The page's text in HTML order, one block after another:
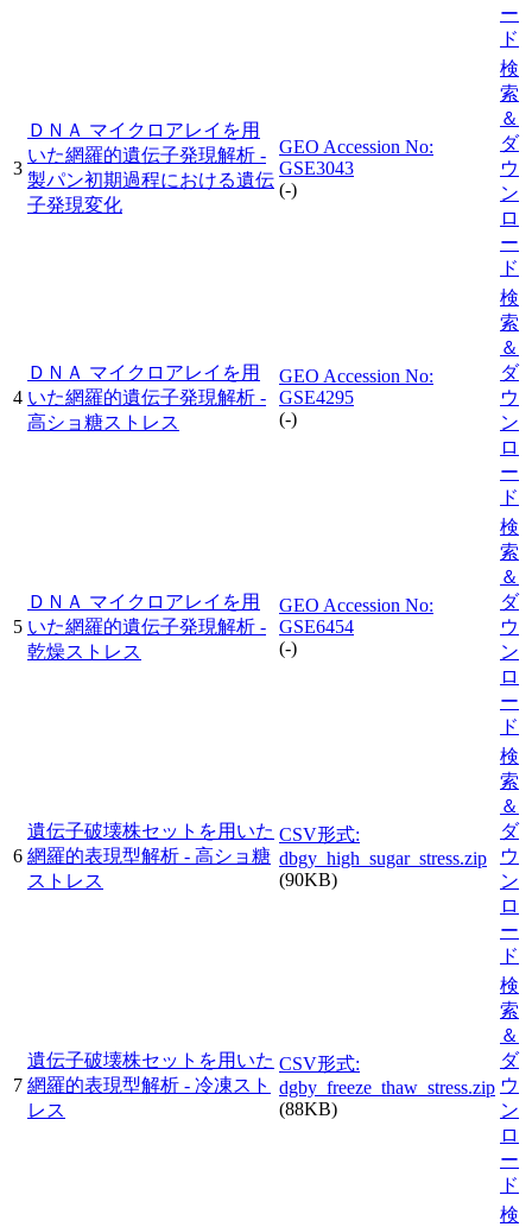
ー
ド
3
ＤＮＡ マイクロアレイを用
いた網羅的遺伝子発現解析 -
製パン初期過程における遺伝
子発現変化
GEO Accession No:
GSE3043
(-)
検
索
＆
ダ
ウ
ン
ロ
ー
ド
4
ＤＮＡ マイクロアレイを用
いた網羅的遺伝子発現解析 -
高ショ糖ストレス
GEO Accession No:
GSE4295
(-)
検
索
＆
ダ
ウ
ン
ロ
ー
ド
5
ＤＮＡ マイクロアレイを用
いた網羅的遺伝子発現解析 -
乾燥ストレス
GEO Accession No:
GSE6454
(-)
検
索
＆
ダ
ウ
ン
ロ
ー
ド
6
遺伝子破壊株セットを用いた
網羅的表現型解析 - 高ショ糖
ストレス
CSV形式:
dbgy_high_sugar_stress.zip
(90KB)
検
索
＆
ダ
ウ
ン
ロ
ー
ド
7
遺伝子破壊株セットを用いた
網羅的表現型解析 - 冷凍スト
レス
CSV形式:
dgby_freeze_thaw_stress.zip
(88KB)
検
索
＆
ダ
ウ
ン
ロ
ー
ド
検